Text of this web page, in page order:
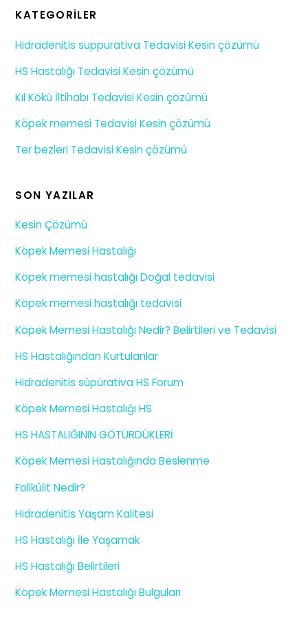
KATEGORILER
Hidradenitis suppurativa Tedavisi Kesin çözümü
HS Hastalığı Tedavisi Kesin çözümü
Kıl Kökü İltihabı Tedavisi Kesin çözümü
Köpek memesi Tedavisi Kesin çözümü
Ter bezleri Tedavisi Kesin çözümü
SON YAZILAR
Kesin Çözümü
Köpek Memesi Hastalığı
Köpek memesi hastalığı Doğal tedavisi
Köpek memesi hastalığı tedavisi
Köpek Memesi Hastalığı Nedir? Belirtileri ve Tedavisi
HS Hastalığından Kurtulanlar
Hidradenitis süpürativa HS Forum
Köpek Memesi Hastalığı HS
HS HASTALIĞININ GÖTÜRDÜKLERİ
Köpek Memesi Hastalığında Beslenme
Folikülit Nedir?
Hidradenitis Yaşam Kalitesi
HS Hastalığı İle Yaşamak
HS Hastalığı Belirtileri
Köpek Memesi Hastalığı Bulguları